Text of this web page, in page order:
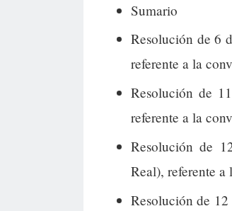
Sumario
Resolución de 6
referente a la
Resolución de
referente a la
Resolución de
Real), referente a
Resolución de